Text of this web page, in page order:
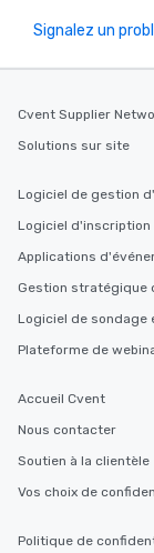
Signalez un
Cvent Supplier
Solutions sur site
Logiciel de gestion
Logiciel d'inscription
Applications
Gestion stratégique
Logiciel de sondage
Plateforme de
Accueil Cvent
Nous contacter
Soutien à la clientèle
Vos choix de
Politique de